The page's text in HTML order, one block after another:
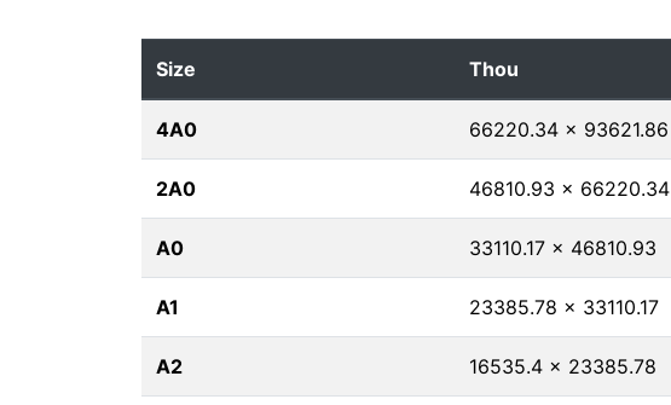
Size Thou
4A0 66220.34 x 93621.86
2A0 46810.93 x 66220.34
A0 33110.17 x 46810.93
A1 23385.78 x 33110.17
A2 16535.4 x 23385.78